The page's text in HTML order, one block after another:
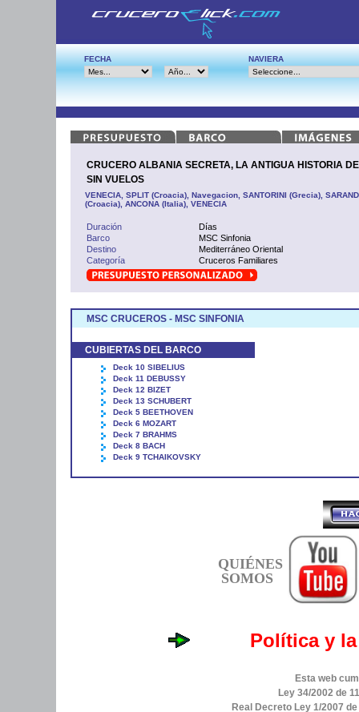
FECHA NAVIERA
CRUCERO ALBANIA SECRETA, LA ANTIGUA HISTORIA
SIN VUELOS
VENECIA, SPLIT (Croacia), Navegacion, SANTORINI (Grecia),
(Croacia), ANCONA (Italia), VENECIA
Duración
Días
Barco
MSC Sinfonia
Destino
Mediterráneo Oriental
Categoría
Cruceros Familiares
MSC CRUCEROS - MSC SINFONIA
CUBIERTAS DEL BARCO
Deck 10 SIBELIUS
Deck 11 DEBUSSY
Deck 12 BIZET
Deck 13 SCHUBERT
Deck 5 BEETHOVEN
Deck 6 MOZART
Deck 7 BRAHMS
Deck 8 BACH
Deck 9 TCHAIKOVSKY
QUIÉNES
SOMOS
Política y
Esta web
Ley 34/2002 de
Real Decreto Ley 1/2007